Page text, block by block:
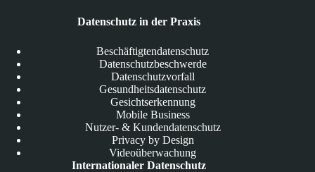
Datenschutz in der Praxis
Beschäftigtendatenschutz
Datenschutzbeschwerde
Datenschutzvorfall
Gesundheitsdatenschutz
Gesichtserkennung
Mobile Business
Nutzer- & Kundendatenschutz
Privacy by Design
Videoüberwachung
Internationaler Datenschutz